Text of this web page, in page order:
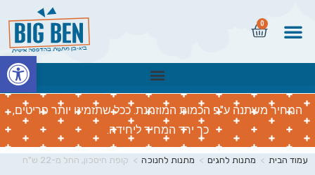
0
המחיר משתנה ע"פ הכמות המוזמנת. ככל שתזמינו יותר פריטים,
כך ירד המחיר ליחידה.
עמוד הבית > מתנות לחגים > מתנות לחנוכה > קופת חיסכון, החל מ-22 ש"ח